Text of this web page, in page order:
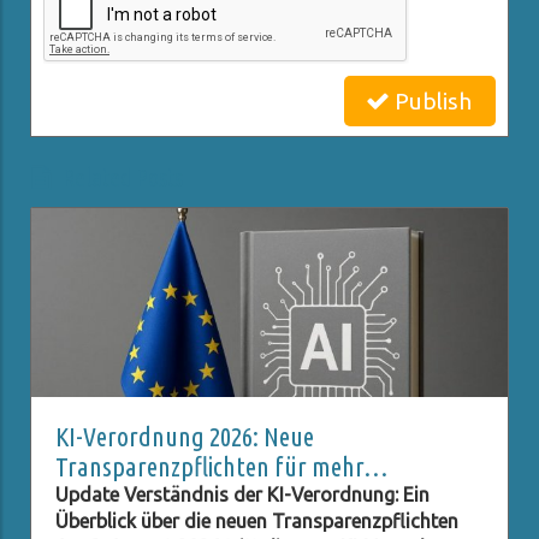
Publish
KI-Verordnung 2026: Neue
Transparenzpflichten für mehr
Datenschutz
Update Verständnis der KI-Verordnung: Ein
Überblick über die neuen Transparenzpflichten